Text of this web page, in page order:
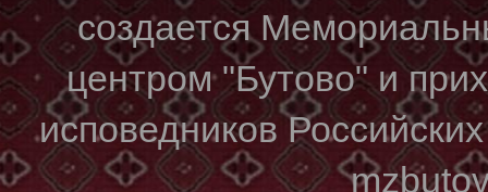
создается
центром "Бутово" и
исповедников